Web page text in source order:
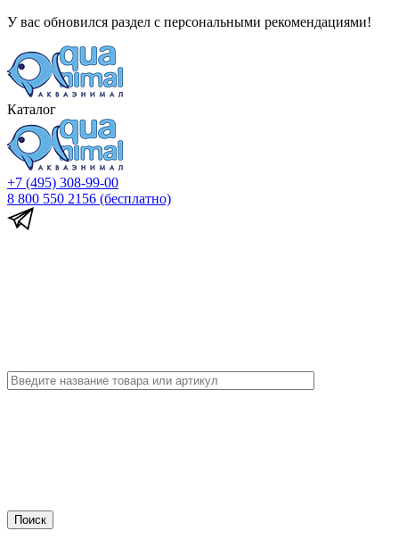
У вас обновился раздел с персональными рекомендациями!
Каталог
+7 (495) 308-99-00
8 800 550 2156 (бесплатно)